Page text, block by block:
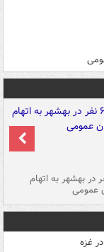
۶ نفر در بهشهر به اتهام
عمومی